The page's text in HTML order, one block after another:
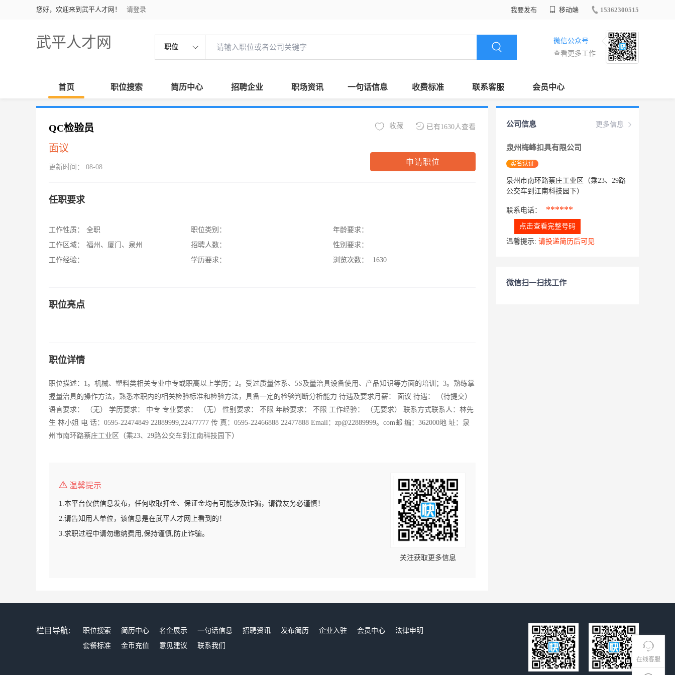
您好，欢迎来到武平人才网！ 请登录 我要发布 移动端 15362300515
武平人才网 职位
微信公众号
查看更多工作
首页 职位搜索 简历中心 招聘企业 职场资讯 一句话信息 收费标准 联系客服 会员中心
在线客服
QC检验员
面议
更新时间： 08-08
已有1630人查看
收藏
申请职位
任职要求
工作性质：
全职
工作区域：
福州、厦门、泉州
工作经验：
职位类别：
招聘人数：
学历要求：
年龄要求：
性别要求：
浏览次数：
1630
职位亮点
职位详情
职位描述：1。机械、塑料类相关专业中专或职高以上学历；2。受过质量体系、5S及量治具设备使用、产品知识等方面的培训；3。熟练掌
握量治具的操作方法，熟悉本职内的相关检验标准和检验方法，具备一定的检验判断分析能力 待遇及要求月薪： 面议 待遇： （待提交）
语言要求： （无） 学历要求： 中专 专业要求： （无） 性别要求： 不限 年龄要求： 不限 工作经验： （无要求） 联系方式联系人：林先
生 林小姐 电 话：0595-22474849 22889999,22477777 传 真：0595-22466888 22477888 Email：zp@22889999。com邮 编：362000地 址：泉
州市南环路蔡庄工业区（乘23、29路公交车到江南科技园下）
温馨提示
1.本平台仅供信息发布，任何收取押金、保证金均有可能涉及诈骗，请微友务必谨慎！
2.请告知用人单位，该信息是在武平人才网上看到的！
3.求职过程中请勿缴纳费用,保持谨慎,防止诈骗。
关注获取更多信息
更多信息
公司信息
泉州梅峰扣具有限公司
实名认证
泉州市南环路蔡庄工业区（乘23、29路
公交车到江南科技园下）
联系电话： ******
点击查看完整号码
温馨提示: 请投递简历后可见
微信扫一扫找工作
栏目导航: 职位搜索 简历中心 名企展示 一句话信息 招聘资讯 发布简历 企业入驻 会员中心
法律申明
套餐标准
金币充值 意见建议 联系我们